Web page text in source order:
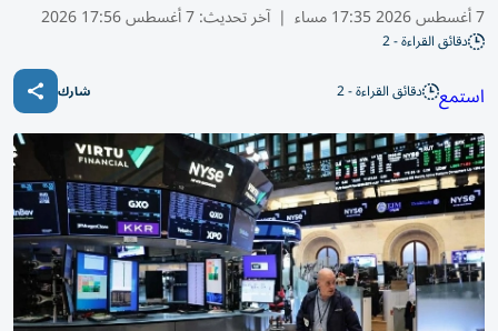
7 أغسطس 2026 17:35 مساء | آخر تحديث:7 أغسطس 17:56 2026
دقائق القراءة - 2
استمع دقائق القراءة - 2 شارك